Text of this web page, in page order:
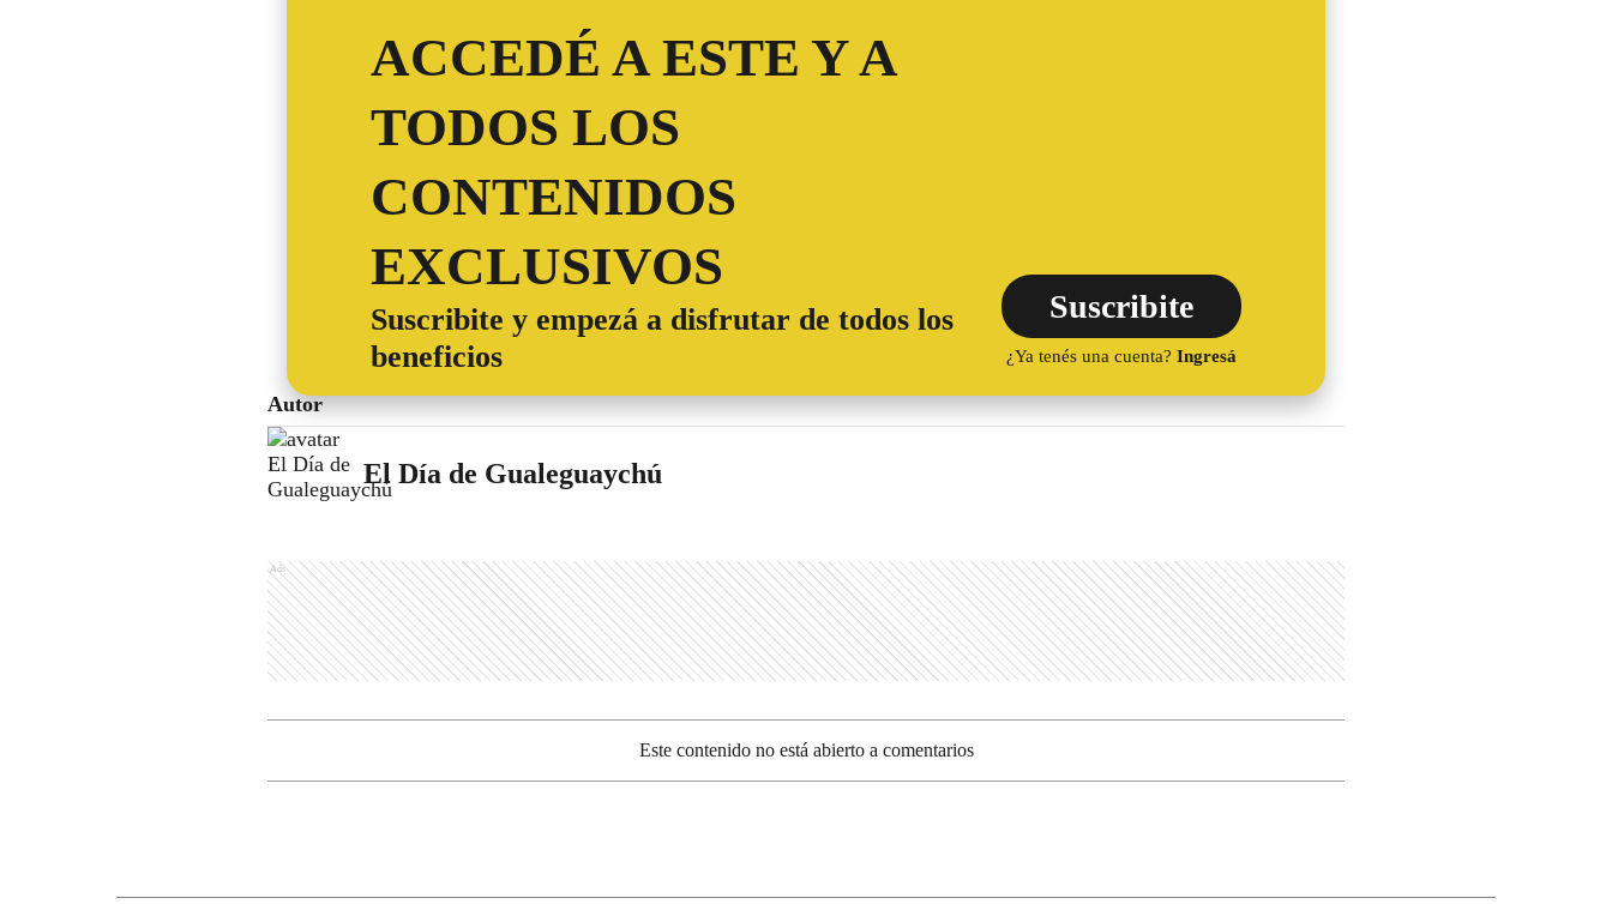
ACCEDÉ A ESTE Y A
TODOS LOS
CONTENIDOS
EXCLUSIVOS
Suscribite y empezá a disfrutar de todos los
beneficios
Suscribite
¿Ya tenés una cuenta? Ingresá
Autor
El Día de Gualeguaychú
Ads
Este contenido no está abierto a comentarios